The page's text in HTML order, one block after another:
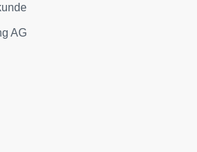
AG